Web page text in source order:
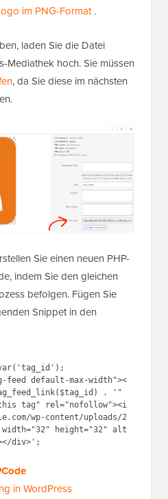
im PNG-Format.
laden Sie die Datei
Mediathek hoch. Sie müssen
, da Sie diese im nächsten
Sie einen neuen PHP-
indem Sie den gleichen
befolgen. Fügen Sie
Snippet in den
default-max-width"><
. '"
tag" rel="nofollow"><i
wp-content/uploads/2
height="32" alt
in WordPress